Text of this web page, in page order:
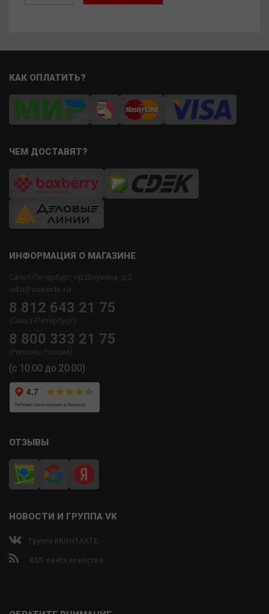
КАК ОПЛАТИТЬ?
ЧЕМ ДОСТАВЯТ?
ИНФОРМАЦИЯ О МАГАЗИНЕ
Санкт-Петербург, пр.Шаумяна, д.2
info@usports.ru
8 812 643 21 75
(Санкт-Петербург)
8 800 333 21 75
(Регионы России)
(с 10:00 до 20:00)
ОТЗЫВЫ
НОВОСТИ И ГРУППА VK
Группа ВКОНТАКТЕ
RSS-лента новостей